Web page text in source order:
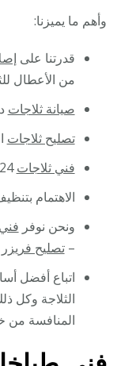
وأهم ما يميزنا:
قدرتنا على
من الأعطال
صيانة ثلاجات
تصليح ثلاجات
فني ثلاجات24 ساعة جميع مناطق الكويت
الاهتمام
ونحن نوفر
–تصليح فريزر
اتباع أفضل
الثلاجة وكل
المنافسة من